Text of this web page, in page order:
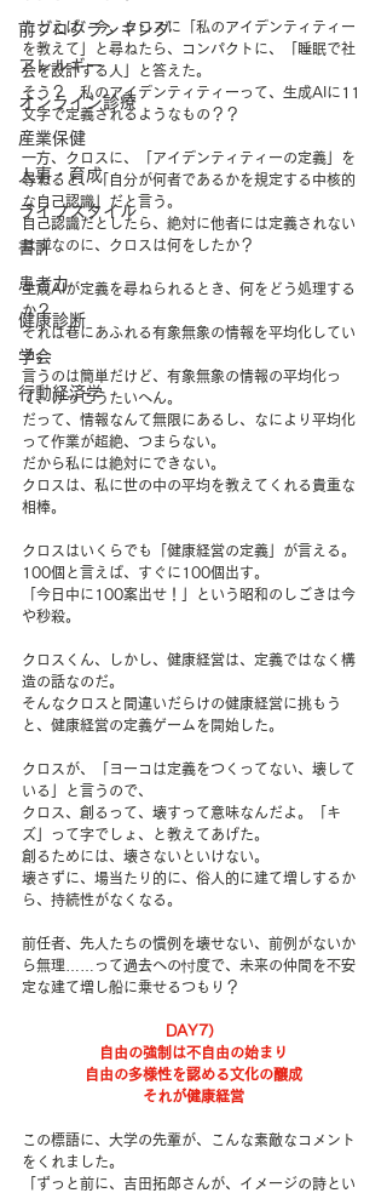
前ブログランキング
アレルギー
オンライン診療
産業保健
人事・育成
ライフスタイル
書評
患者力
健康診断
学会
行動経済学
たとえば、今、クロスに「私のアイデンティティー
を教えて」と尋ねたら、コンパクトに、「睡眠で社
会を設計する人」と答えた。
そう？　私のアイデンティティーって、生成AIに11
文字で定義されるようなもの？？
一方、クロスに、「アイデンティティーの定義」を
尋ねると、「自分が何者であるかを規定する中核的
な自己認識」だと言う。
自己認識だとしたら、絶対に他者には定義されない
はずなのに、クロスは何をしたか？
生成AIが定義を尋ねられるとき、何をどう処理する
か？
それは巷にあふれる有象無象の情報を平均化してい
る。
言うのは簡単だけど、有象無象の情報の平均化っ
て、けっこうたいへん。
だって、情報なんて無限にあるし、なにより平均化
って作業が超絶、つまらない。
だから私には絶対にできない。
クロスは、私に世の中の平均を教えてくれる貴重な
相棒。
クロスはいくらでも「健康経営の定義」が言える。
100個と言えば、すぐに100個出す。
「今日中に100案出せ！」という昭和のしごきは今
や秒殺。
クロスくん、しかし、健康経営は、定義ではなく構
造の話なのだ。
そんなクロスと間違いだらけの健康経営に挑もう
と、健康経営の定義ゲームを開始した。
クロスが、「ヨーコは定義をつくってない、壊して
いる」と言うので、
クロス、創るって、壊すって意味なんだよ。「キ
ズ」って字でしょ、と教えてあげた。
創るためには、壊さないといけない。
壊さずに、場当たり的に、俗人的に建て増しするか
ら、持続性がなくなる。
前任者、先人たちの慣例を壊せない、前例がないか
ら無理……って過去への忖度で、未来の仲間を不安
定な建て増し船に乗せるつもり？
DAY7）
自由の強制は不自由の始まり
自由の多様性を認める文化の醸成
それが健康経営
この標語に、大学の先輩が、こんな素敵なコメント
をくれました。
「ずっと前に、吉田拓郎さんが、イメージの詩とい